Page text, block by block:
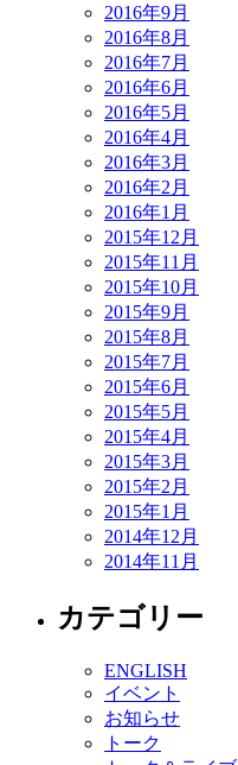
2016年9月
2016年8月
2016年7月
2016年6月
2016年5月
2016年4月
2016年3月
2016年2月
2016年1月
2015年12月
2015年11月
2015年10月
2015年9月
2015年8月
2015年7月
2015年6月
2015年5月
2015年4月
2015年3月
2015年2月
2015年1月
2014年12月
2014年11月
カテゴリー
ENGLISH
イベント
お知らせ
トーク